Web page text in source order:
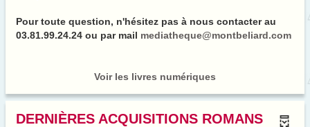
Pour toute question, n'hésitez pas à nous contacter au
03.81.99.24.24 ou par mail mediatheque@montbeliard.com
Voir les livres numériques
DERNIÈRES ACQUISITIONS ROMANS